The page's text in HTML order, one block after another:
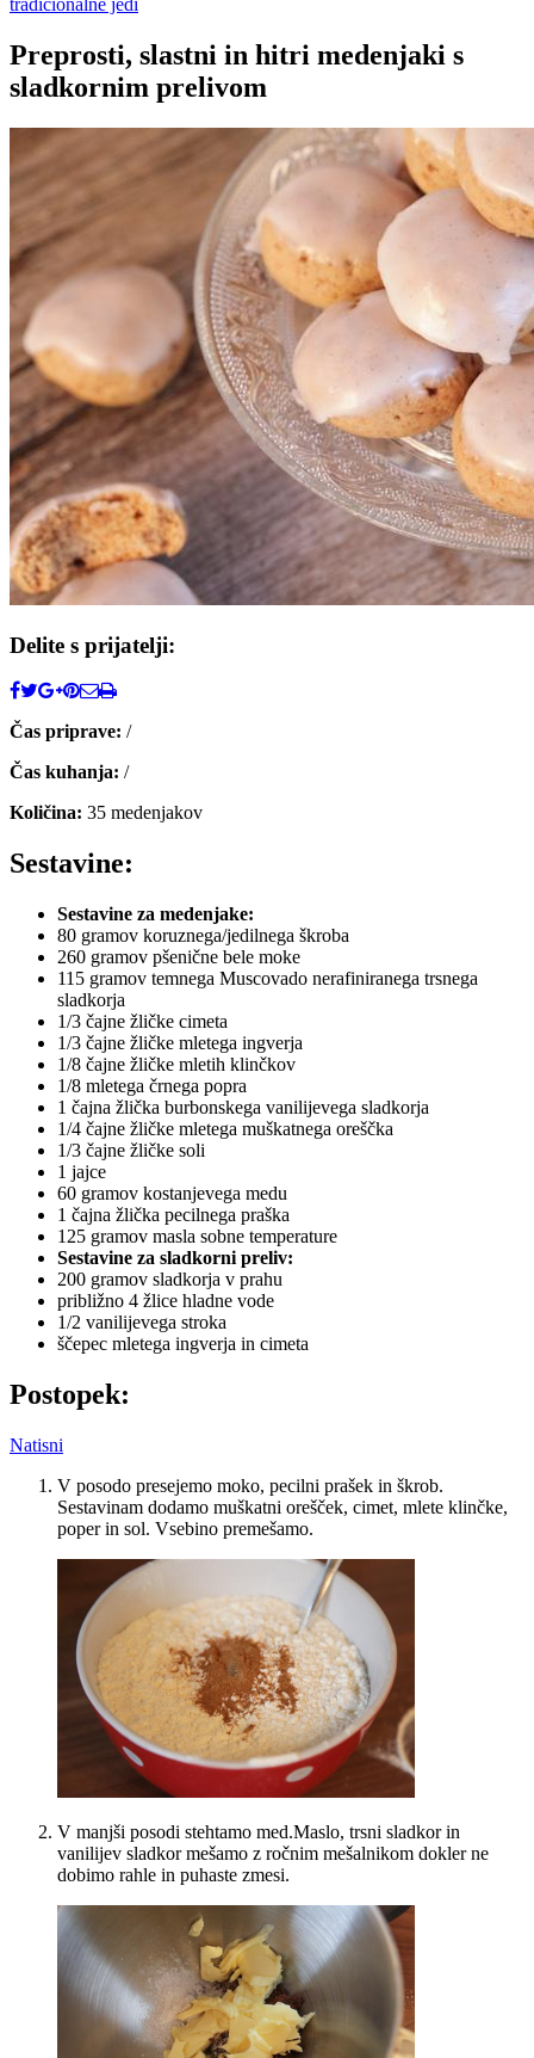
tradicionalne jedi
Preprosti, slastni in hitri medenjaki s
sladkornim prelivom
Delite s prijatelji:
Čas priprave: /
Čas kuhanja: /
Količina: 35 medenjakov
Sestavine:
Sestavine za medenjake:
80 gramov koruznega/jedilnega škroba
260 gramov pšenične bele moke
115 gramov temnega Muscovado nerafiniranega trsnega
sladkorja
1/3 čajne žličke cimeta
1/3 čajne žličke mletega ingverja
1/8 čajne žličke mletih klinčkov
1/8 mletega črnega popra
1 čajna žlička burbonskega vanilijevega sladkorja
1/4 čajne žličke mletega muškatnega oreščka
1/3 čajne žličke soli
1 jajce
60 gramov kostanjevega medu
1 čajna žlička pecilnega praška
125 gramov masla sobne temperature
Sestavine za sladkorni preliv:
200 gramov sladkorja v prahu
približno 4 žlice hladne vode
1/2 vanilijevega stroka
ščepec mletega ingverja in cimeta
Postopek:
Natisni
V posodo presejemo moko, pecilni prašek in škrob.
Sestavinam dodamo muškatni orešček, cimet, mlete klinčke,
poper in sol. Vsebino premešamo.
V manjši posodi stehtamo med.Maslo, trsni sladkor in
vanilijev sladkor mešamo z ročnim mešalnikom dokler ne
dobimo rahle in puhaste zmesi.